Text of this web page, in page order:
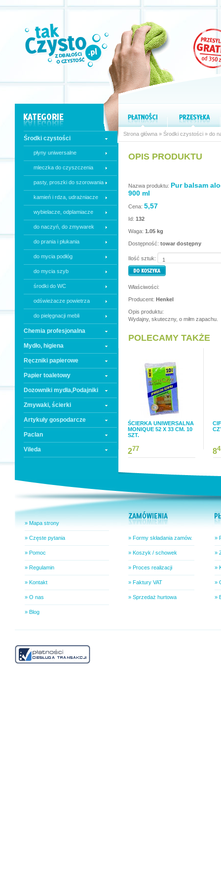
Środki czystości
płyny uniwersalne
mleczka do czyszczenia
pasty, proszki do szorowania
kamień i rdza, udrażniacze
wybielacze, odplamiacze
do naczyń, do zmywarek
do prania i płukania
do mycia podłóg
do mycia szyb
środki do WC
odświeżacze powietrza
do pielęgnacji mebli
Chemia profesjonalna
Mydło, higiena
Ręczniki papierowe
Papier toaletowy
Dozowniki mydła,Podajniki
Zmywaki, ścierki
Artykuły gospodarcze
Paclan
Vileda
Strona główna » Środki czystości » do
OPIS PRODUKTU
Nazwa produktu: Pur balsam
900 ml
Cena: 5,57
Id: 132
Waga: 1.05 kg
Dostępność: towar dostępny
Ilość sztuk:
Właściwości:
Producent: Henkel
Opis produktu:
Wydajny, skuteczny, o miłm zapachu.
POLECAMY TAKŻE
ŚCIERKA UNIWERSALNA
MONIQUE 52 X 33 CM. 10
SZT.
277 8
» Mapa strony
» Częste pytania
» Pomoc
» Regulamin
» Kontakt
» O nas
» Blog
» Formy składania zamów.
» Koszyk / schowek
» Proces realizacji
» Faktury VAT
» Sprzedaż hurtowa
»
»
»
»
»